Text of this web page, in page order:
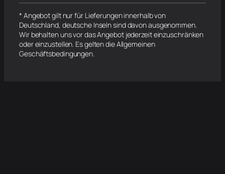
* Angebot gilt nur für Lieferungen innerhalb von
Deutschland, deutsche Inseln sind davon ausgenommen.
Wir behalten uns vor das Angebot jederzeit einzuschränken
oder einzustellen. Es gelten die Allgemeinen
Geschäftsbedingungen.